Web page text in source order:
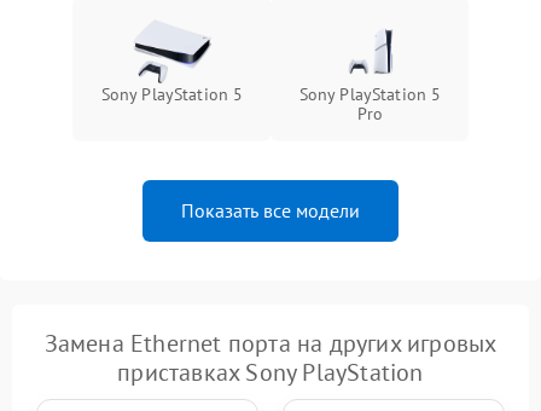
Sony PlayStation 5
Sony PlayStation 5
Pro
Показать все модели
Замена Ethernet порта на других игровых
приставках Sony PlayStation